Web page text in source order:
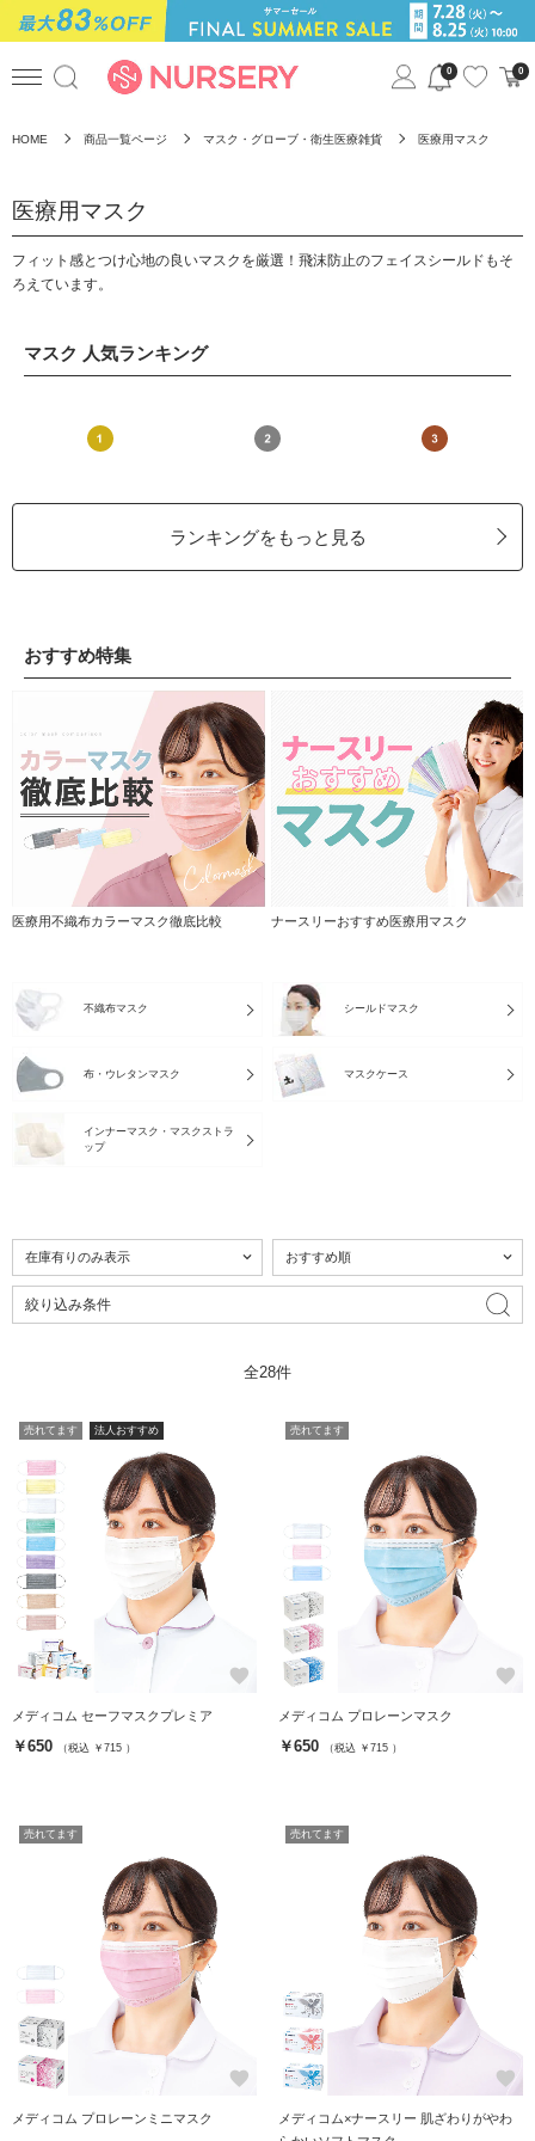
0 0
HOME 商品一覧ページ マスク・グローブ・衛生医療雑貨 医療用マスク
医療用マスク
フィット感とつけ心地の良いマスクを厳選！飛沫防止のフェイスシールドもそ
ろえています。
マスク 人気ランキング
ランキングをもっと見る
おすすめ特集
医療用不織布カラーマスク徹底比較 ナースリーおすすめ医療用マスク
不織布マスク シールドマスク
布・ウレタンマスク マスクケース
インナーマスク・マスクストラ
ップ
絞り込み条件
全28件
売れてます 法人おすすめ
favorite
メディコム セーフマスクプレミア
￥650 （税込 ￥715 ）
売れてます
favorite
メディコム プロレーンマスク
￥650 （税込 ￥715 ）
売れてます
favorite
メディコム プロレーンミニマスク
売れてます
favorite
メディコム×ナースリー 肌ざわりがやわ